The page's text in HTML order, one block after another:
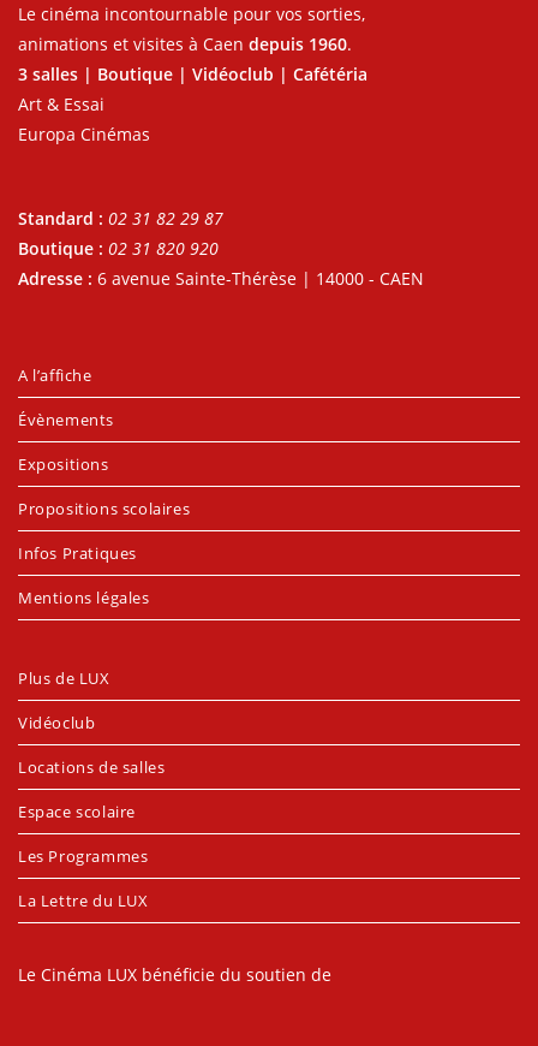
Le cinéma incontournable pour vos sorties,
animations et visites à Caen depuis 1960.
3 salles | Boutique | Vidéoclub | Cafétéria
Art & Essai
Europa Cinémas
Standard : 02 31 82 29 87
Boutique : 02 31 820 920
Adresse : 6 avenue Sainte-Thérèse | 14000 - CAEN
A l’affiche
Évènements
Expositions
Propositions scolaires
Infos Pratiques
Mentions légales
Plus de LUX
Vidéoclub
Locations de salles
Espace scolaire
Les Programmes
La Lettre du LUX
Le Cinéma LUX bénéficie du soutien de